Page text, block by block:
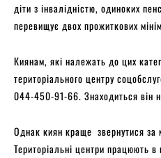
діти з інвалідністю, одиноких
перевищує двох прожиткових
Киянам, які належать до цих
територіального центру
044-450-91-66. Знаходиться він
Однак киян краще звернутися за
Територіальні центри працюють